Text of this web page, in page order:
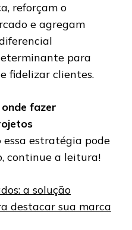
reforçam o
e agregam
para
fidelizar clientes.
onde fazer
essa estratégia pode
continue a leitura!
a solução
destacar sua marca